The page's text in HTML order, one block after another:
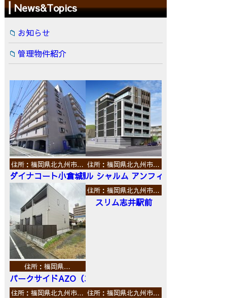
News&Topics
お知らせ
管理物件紹介
住所：福岡県北九州市…
ダイナコート小倉城野
住所：福岡県北九州市…
ル シャルム アンフィニ
住所：福岡県…
パークサイドAZO（エーゼットオー）
住所：福岡県北九州市…
スリム志井駅前
住所：福岡県北九州市… 住所：福岡県北九州市…